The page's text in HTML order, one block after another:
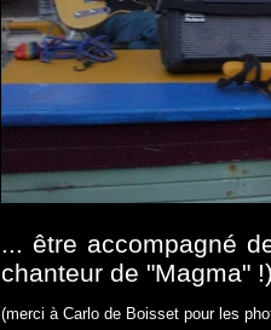
... être accompagné
chanteur de "Magma"
(merci à Carlo de Boisset pour les